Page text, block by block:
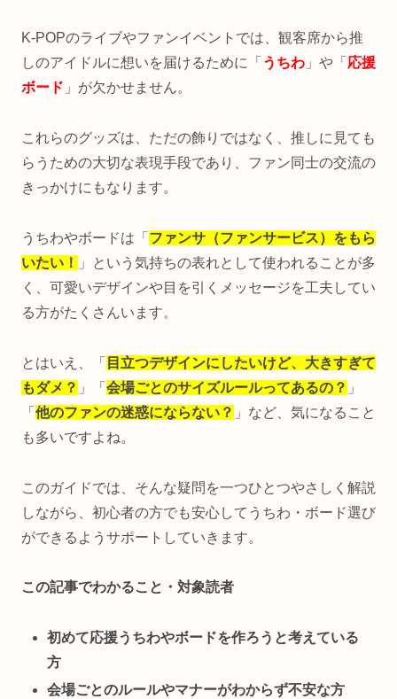
K-POPのライブやファンイベントでは、観客席から推
しのアイドルに想いを届けるために「 うちわ 」や「 応援
ボード 」が欠かせません。
これらのグッズは、ただの飾りではなく、推しに見ても
らうための大切な表現手段であり、ファン同士の交流の
きっかけにもなります。
うちわやボードは「 ファンサ（ファンサービス）をもら
いたい！
」という気持ちの表れとして使われることが多
く、可愛いデザインや目を引くメッセージを工夫してい
る方がたくさんいます。
とはいえ、「 目立つデザインにしたいけど、大きすぎて
もダメ？ 」「 会場ごとのサイズルールってあるの？ 」
「 他のファンの迷惑にならない？ 」など、気になること
も多いですよね。
このガイドでは、そんな疑問を一つひとつやさしく解説
しながら、初心者の方でも安心してうちわ・ボード選び
ができるようサポートしていきます。
この記事でわかること・対象読者
初めて応援うちわやボードを作ろうと考えている
方
会場ごとのルールやマナーがわからず不安な方